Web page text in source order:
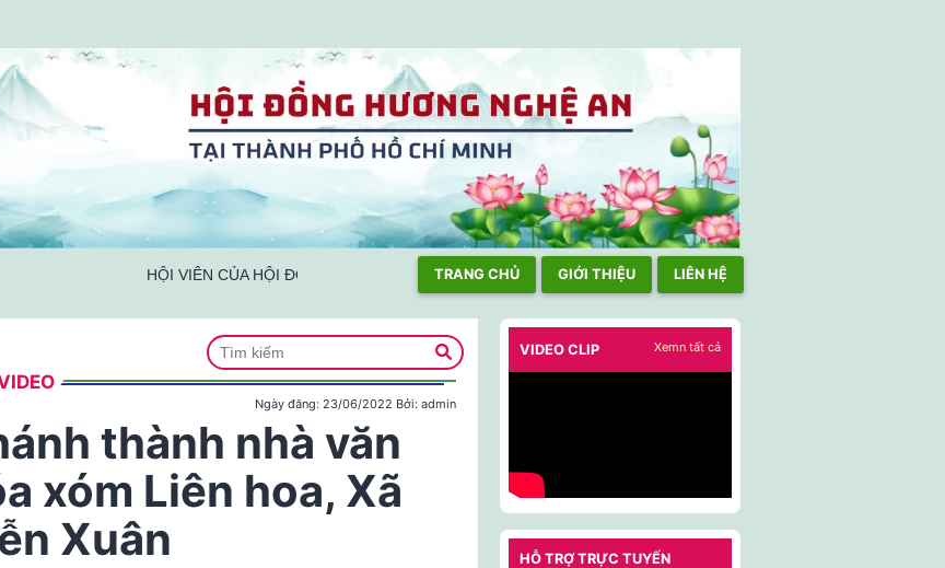
HỘI VIÊN CỦA HỘI ĐỒNG HƯƠNG NGHỆ AN TẠI TPHCM TÍCH CỰC THAM GIA HOẠT ĐỘNG NƠI CƯ NGỤ,
TRANG CHỦ GIỚI THIỆU LIÊN HỆ
Ngày đăng: 23/06/2022 Bởi: admin
thành nhà văn
xóm Liên hoa, Xã
Xuân
VIDEO CLIP Xemn tất cả
HỖ TRỢ TRỰC TUYẾN